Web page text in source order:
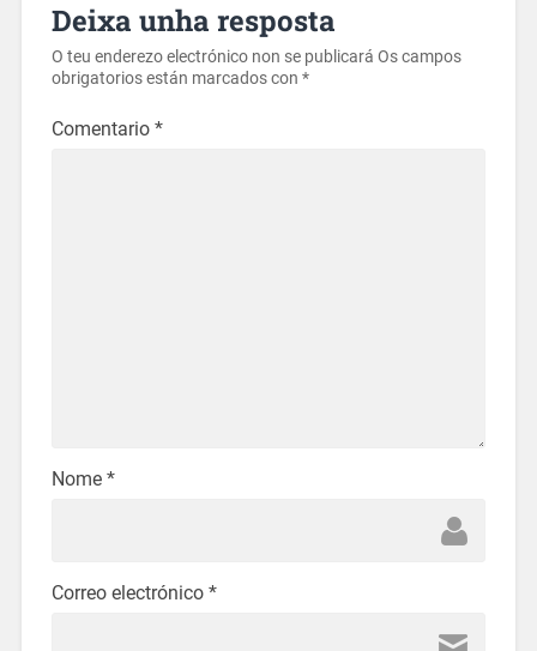
Deixa unha resposta
O teu enderezo electrónico non se publicará Os campos
obrigatorios están marcados con *
Comentario *
Nome *
Correo electrónico *